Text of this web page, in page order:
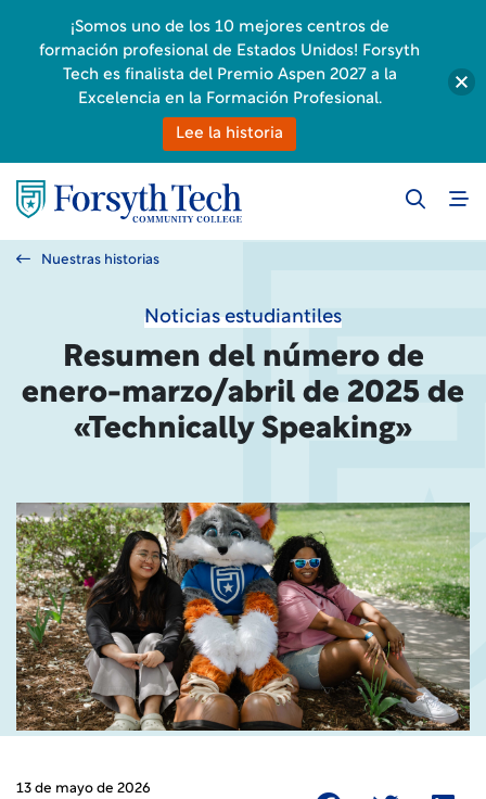
Nuestras historias
Noticias estudiantiles
Resumen del número de
enero-marzo/abril de 2025 de
«Technically Speaking»
13 de mayo de 2026
¡Somos uno de los 10 mejores centros de
formación profesional de Estados Unidos! Forsyth
Tech es finalista del Premio Aspen 2027 a la
Excelencia en la Formación Profesional.
Lee la historia